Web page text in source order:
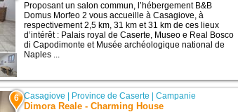
Proposant un salon commun, l’hébergement B&B
Domus Morfeo 2 vous accueille à Casagiove, à
respectivement 2,5 km, 31 km et 31 km de ces lieux
d’intérêt : Palais royal de Caserte, Museo e Real Bosco
di Capodimonte et Musée archéologique national de
Naples ...
6 Casagiove | Province de Caserte |Campanie
Dimora Reale - Charming House